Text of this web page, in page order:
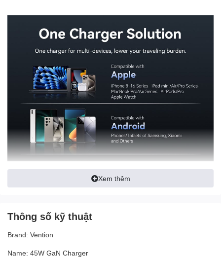
Xem thêm
Thông số kỹ thuật
Brand: Vention
Name: 45W GaN Charger